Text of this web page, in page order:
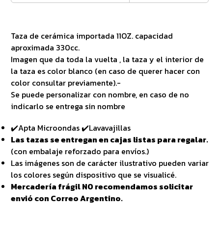
Taza de cerámica importada 11OZ. capacidad
aproximada 330cc.
Imagen que da toda la vuelta , la taza y el interior de
la taza es color blanco (en caso de querer hacer con
color consultar previamente).-
Se puede personalizar con nombre, en caso de no
indicarlo se entrega sin nombre
✔️Apta Microondas ✔️Lavavajillas
Las tazas se entregan en cajas listas para regalar.
(con embalaje reforzado para envíos.)
Las imágenes son de carácter ilustrativo pueden variar
los colores según dispositivo que se visualicé.
Mercadería frágil NO recomendamos solicitar
envió con Correo Argentino.